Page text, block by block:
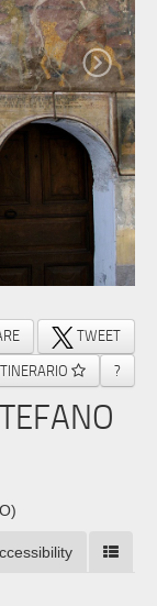
TWEET
?